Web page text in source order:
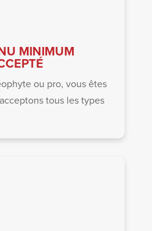
MINIMUM
ou pro, vous êtes
tous les types